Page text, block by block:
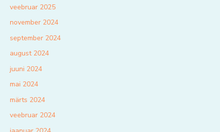
veebruar 2025
november 2024
september 2024
august 2024
juuni 2024
mai 2024
märts 2024
veebruar 2024